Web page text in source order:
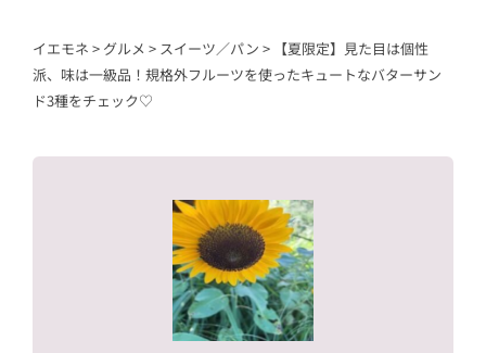
イエモネ > グルメ > スイーツ／パン > 【夏限定】見た目は個性
派、味は一級品！規格外フルーツを使ったキュートなバターサン
ド3種をチェック♡